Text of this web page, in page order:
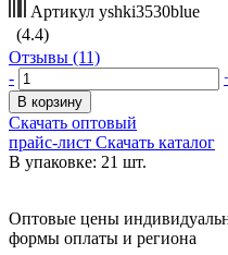
Артикул yshki3530blue
(4.4)
Отзывы (11)
-
В корзину
Скачать оптовый
прайс-лист Скачать каталог
В упаковке: 21 шт.
Оптовые цены
формы оплаты и региона